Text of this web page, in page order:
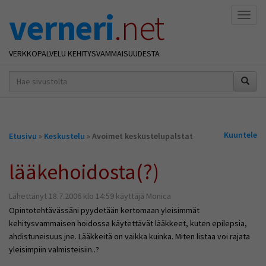
verneri.net
VERKKOPALVELU KEHITYSVAMMAISUUDESTA
hakusana(t)
Olet
Etusivu » Keskustelu » Avoimet keskustelupalstat Kuuntele
lääkehoidosta(?)
Lähettänyt 18.7.2006 klo 14:59 käyttäjä Monica
Opintotehtävässäni pyydetään kertomaan yleisimmät
kehitysvammaisen hoidossa käytettävät lääkkeet, kuten epilepsia,
ahdistuneisuus jne. Lääkkeitä on vaikka kuinka. Miten listaa voi rajata
yleisimpiin valmisteisiin..?